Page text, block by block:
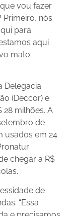
vou fazer
Primeiro, nós
para
aqui
mato-
Delegacia
(Deccor) e
milhões. A
de
usados em 24
chegar a R$
de
“Essa